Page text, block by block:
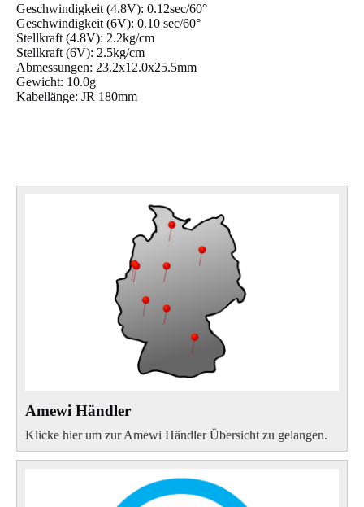
Geschwindigkeit (4.8V): 0.12sec/60°
Geschwindigkeit (6V): 0.10 sec/60°
Stellkraft (4.8V): 2.2kg/cm
Stellkraft (6V): 2.5kg/cm
Abmessungen: 23.2x12.0x25.5mm
Gewicht: 10.0g
Kabellänge: JR 180mm
Amewi Händler
Klicke hier um zur Amewi Händler Übersicht zu gelangen.